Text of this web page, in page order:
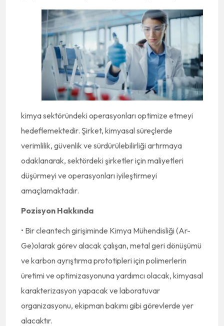
kimya sektöründeki operasyonları optimize etmeyi
hedeflemektedir. Şirket, kimyasal süreçlerde
verimlilik, güvenlik ve sürdürülebilirliği artırmaya
odaklanarak, sektördeki şirketler için maliyetleri
düşürmeyi ve operasyonları iyileştirmeyi
amaçlamaktadır.
Pozisyon Hakkında
• Bir cleantech girişiminde Kimya Mühendisliği (Ar-
Ge)olarak görev alacak çalışan, metal geri dönüşümü
ve karbon ayrıştırma prototipleri için polimerlerin
üretimi ve optimizasyonuna yardımcı olacak, kimyasal
karakterizasyon yapacak ve laboratuvar
organizasyonu, ekipman bakımı gibi görevlerde yer
alacaktır.